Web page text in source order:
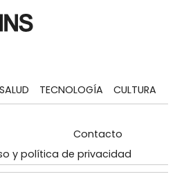
SALUD TECNOLOGÍA CULTURA
Contacto
y política de privacidad